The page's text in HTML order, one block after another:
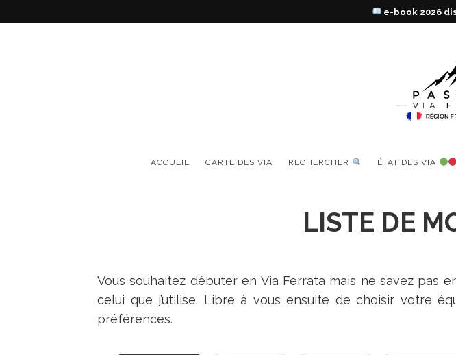
ACCUEIL CARTE DES VIA RECHERCHER ÉTAT DES VIA
LISTE DE
Vous souhaitez débuter en Via Ferrata mais ne savez pas
celui que j’utilise. Libre à vous ensuite de choisir votre
préférences.
Trouve